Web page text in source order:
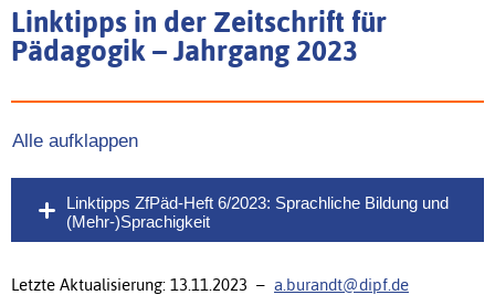
Fachzeitschriften
Linktipps in der Zeitschrift für Pädagogik
ZfPäd-Linktipps Jahrgang 2023
Linktipps in der Zeitschrift für
Pädagogik – Jahrgang 2023
Alle aufklappen
Linktipps ZfPäd-Heft 6/2023: Sprachliche Bildung und
(Mehr-)Sprachigkeit
Letzte Aktualisierung: 13.11.2023 – a.burandt@dipf.de